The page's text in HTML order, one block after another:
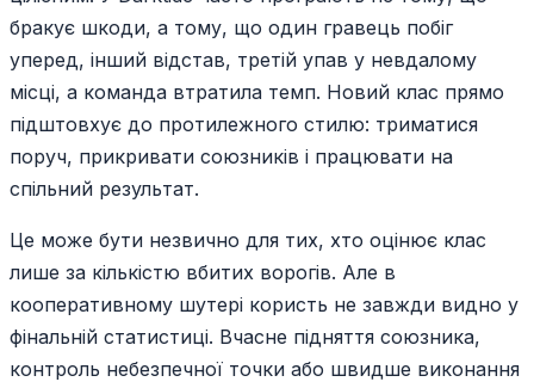
бракує шкоди, а тому, що один гравець побіг
уперед, інший відстав, третій упав у невдалому
місці, а команда втратила темп. Новий клас прямо
підштовхує до протилежного стилю: триматися
поруч, прикривати союзників і працювати на
спільний результат.
Це може бути незвично для тих, хто оцінює клас
лише за кількістю вбитих ворогів. Але в
кооперативному шутері користь не завжди видно у
фінальній статистиці. Вчасне підняття союзника,
контроль небезпечної точки або швидше виконання